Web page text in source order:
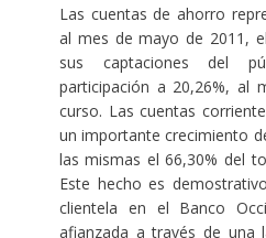
Las cuentas de ahorro
al mes de mayo de 2011,
sus captaciones del
participación a 20,26%, al
curso. Las cuentas
un importante crecimiento
las mismas el 66,30% del
Este hecho es
clientela en el Banco
afianzada a través de una